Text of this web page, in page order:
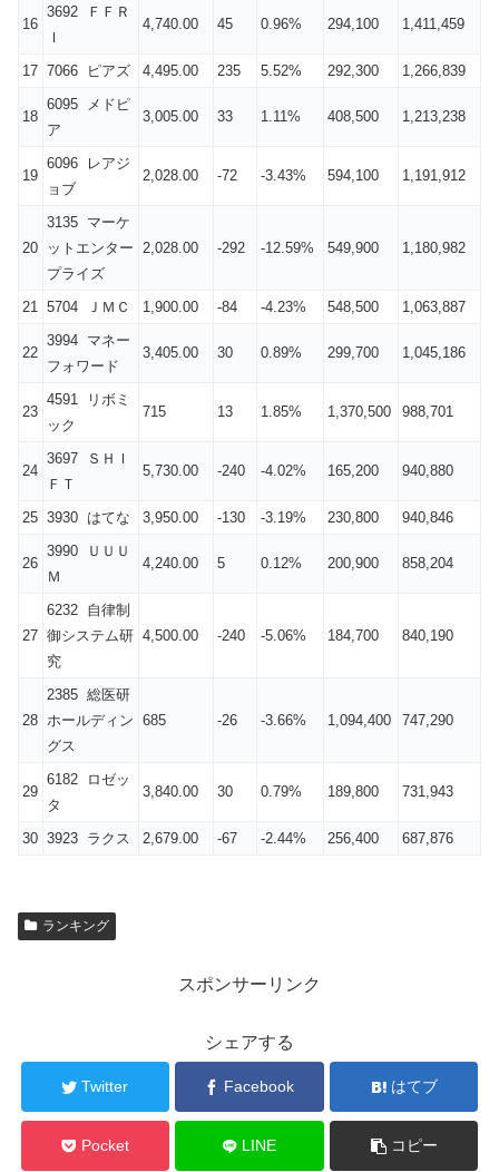
16
3692 ＦＦＲ
Ｉ
4,740.00 45 0.96% 294,100 1,411,459
17 7066 ピアズ 4,495.00 235 5.52% 292,300 1,266,839
18
6095 メドピ
ア
3,005.00 33 1.11% 408,500 1,213,238
19
6096 レアジ
ョブ
2,028.00 -72 -3.43% 594,100 1,191,912
20
3135 マーケ
ットエンター
プライズ
2,028.00 -292 -12.59% 549,900 1,180,982
21 5704 ＪＭＣ 1,900.00 -84 -4.23% 548,500 1,063,887
22
3994 マネー
フォワード
3,405.00 30 0.89% 299,700 1,045,186
23
4591 リボミ
ック
715 13 1.85% 1,370,500 988,701
24
3697 ＳＨＩ
ＦＴ
5,730.00 -240 -4.02% 165,200 940,880
25 3930 はてな 3,950.00 -130 -3.19% 230,800 940,846
26
3990 ＵＵＵ
Ｍ
4,240.00 5 0.12% 200,900 858,204
27
6232 自律制
御システム研
究
4,500.00 -240 -5.06% 184,700 840,190
28
2385 総医研
ホールディン
グス
685 -26 -3.66% 1,094,400 747,290
29
6182 ロゼッ
タ
3,840.00 30 0.79% 189,800 731,943
30 3923 ラクス 2,679.00 -67 -2.44% 256,400 687,876
ランキング
スポンサーリンク
シェアする
Twitter Facebook はてブ
Pocket LINE コピー